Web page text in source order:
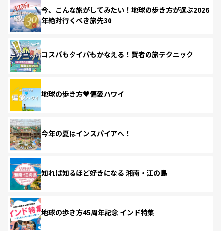
今、こんな旅がしてみたい！地球の歩き方が選ぶ2026
年絶対行くべき旅先30
コスパもタイパもかなえる！賢者の旅テクニック
地球の歩き方♥偏愛ハワイ
今年の夏はインスパイアへ！
知れば知るほど好きになる 湘南・江の島
地球の歩き方45周年記念 インド特集